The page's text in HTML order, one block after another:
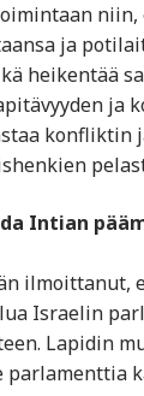
ja
heikentää
ja
Intian
Israelin
Lapidin